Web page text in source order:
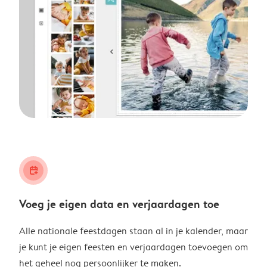
calendar_plus
Voeg je eigen data en verjaardagen toe
Alle nationale feestdagen staan al in je kalender, maar
je kunt je eigen feesten en verjaardagen toevoegen om
het geheel nog persoonlijker te maken.